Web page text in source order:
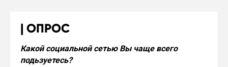
ОПРОС
Какой социальной сетью Вы чаще всего
подьзуетесь?